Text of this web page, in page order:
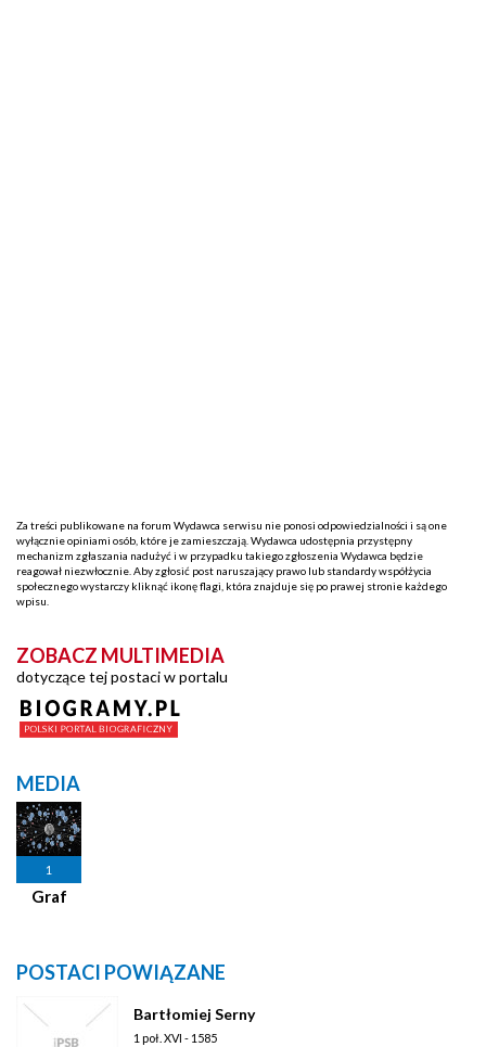
Za treści publikowane na forum Wydawca serwisu nie ponosi odpowiedzialności i są one
wyłącznie opiniami osób, które je zamieszczają. Wydawca udostępnia przystępny
mechanizm zgłaszania nadużyć i w przypadku takiego zgłoszenia Wydawca będzie
reagował niezwłocznie. Aby zgłosić post naruszający prawo lub standardy współżycia
społecznego wystarczy kliknąć ikonę flagi, która znajduje się po prawej stronie każdego
wpisu.
ZOBACZ MULTIMEDIA
dotyczące tej postaci w portalu
MEDIA
1
Graf
POSTACI POWIĄZANE
Bartłomiej Serny
1 poł. XVI - 1585